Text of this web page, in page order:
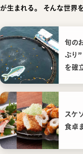
が生まれる。
そんな世界
旬の
ぶり
を確
スケ
食卓